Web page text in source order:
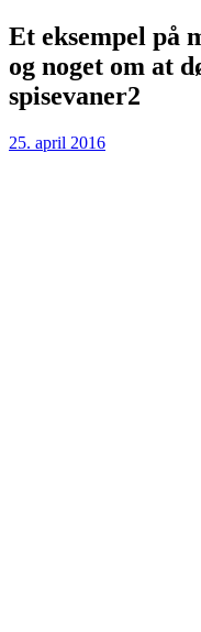
Skip
to
content
Et eksempel på
og noget om at
spisevaner2
25. april 2016